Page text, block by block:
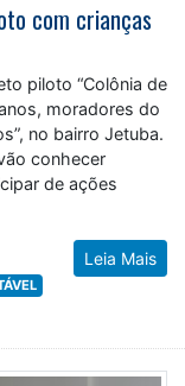
com crianças
piloto “Colônia de
moradores do
no bairro Jetuba.
conhecer
de ações
Leia Mais